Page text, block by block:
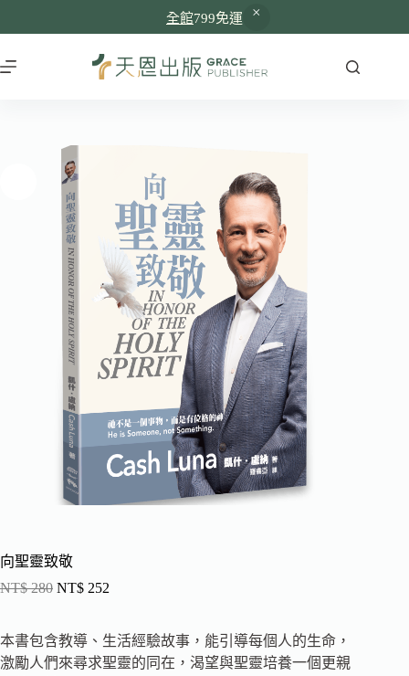
全館799免運
向聖靈致敬
NT$280 NT$ 252
本書包含教導、生活經驗故事，能引導每個人的生命，
激勵人們來尋求聖靈的同在，渴望與聖靈培養一個更親